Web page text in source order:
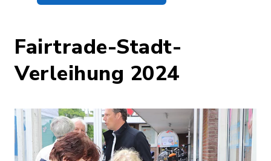
Fairtrade-Stadt-
Verleihung 2024